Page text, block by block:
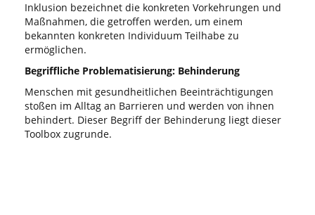
Inklusion bezeichnet die konkreten Vorkehrungen und
Maßnahmen, die getroffen werden, um einem
bekannten konkreten Individuum Teilhabe zu
ermöglichen.
Begriffliche Problematisierung: Behinderung
Menschen mit gesundheitlichen Beeinträchtigungen
stoßen im Alltag an Barrieren und werden von ihnen
behindert. Dieser Begriff der Behinderung liegt dieser
Toolbox zugrunde.